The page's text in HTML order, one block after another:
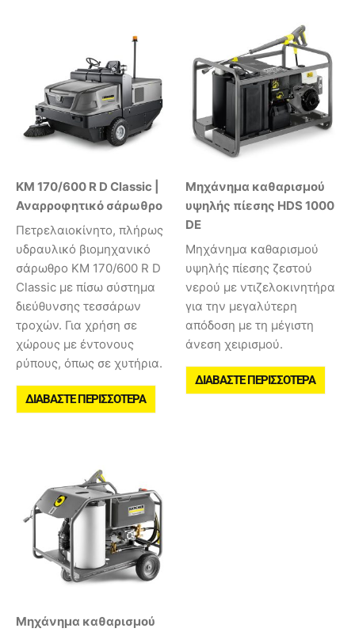
KM 170/600 R D Classic |
Αναρροφητικό σάρωθρο
Πετρελαιοκίνητο, πλήρως
υδραυλικό βιομηχανικό
σάρωθρο KM 170/600 R D
Classic με πίσω σύστημα
διεύθυνσης τεσσάρων
τροχών. Για χρήση σε
χώρους με έντονους
ρύπους, όπως σε χυτήρια.
ΔΙΑΒΆΣΤΕ ΠΕΡΙΣΣΌΤΕΡΑ
Μηχάνημα καθαρισμού
υψηλής πίεσης HDS 1000
DE
Μηχάνημα καθαρισμού
υψηλής πίεσης ζεστού
νερού με ντιζελοκινητήρα
για την μεγαλύτερη
απόδοση με τη μέγιστη
άνεση χειρισμού.
ΔΙΑΒΆΣΤΕ ΠΕΡΙΣΣΌΤΕΡΑ
Μηχάνημα καθαρισμού